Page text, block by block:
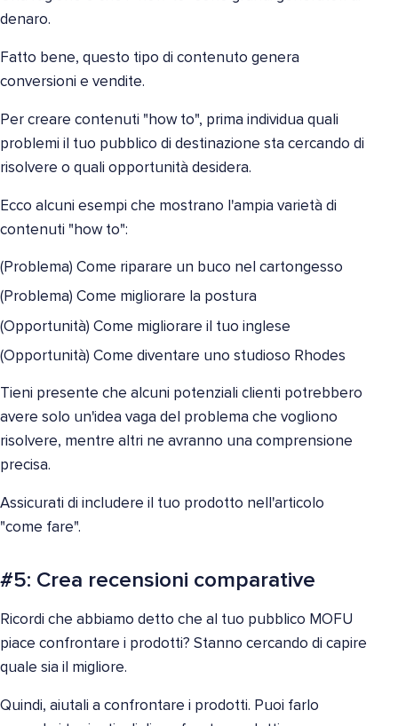
denaro.
Fatto bene, questo tipo di contenuto genera
conversioni e vendite.
Per creare contenuti "how to", prima individua quali
problemi il tuo pubblico di destinazione sta cercando di
risolvere o quali opportunità desidera.
Ecco alcuni esempi che mostrano l'ampia varietà di
contenuti "how to":
(Problema) Come riparare un buco nel cartongesso
(Problema) Come migliorare la postura
(Opportunità) Come migliorare il tuo inglese
(Opportunità) Come diventare uno studioso Rhodes
Tieni presente che alcuni potenziali clienti potrebbero
avere solo un'idea vaga del problema che vogliono
risolvere, mentre altri ne avranno una comprensione
precisa.
Assicurati di includere il tuo prodotto nell'articolo
"come fare".
#5: Crea recensioni comparative
Ricordi che abbiamo detto che al tuo pubblico MOFU
piace confrontare i prodotti? Stanno cercando di capire
quale sia il migliore.
Quindi, aiutali a confrontare i prodotti. Puoi farlo